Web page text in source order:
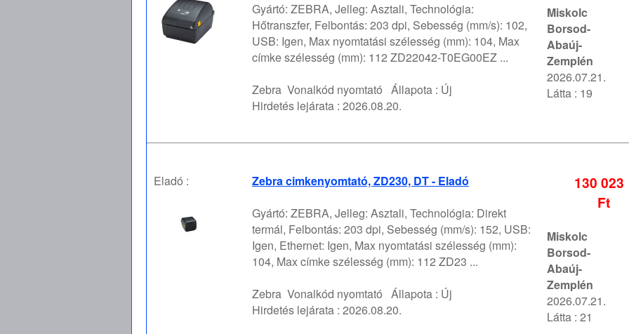
Gyártó: ZEBRA, Jelleg: Asztali, Technológia:
Hőtranszfer, Felbontás: 203 dpi, Sebesség (mm/s): 102,
USB: Igen, Max nyomtatási szélesség (mm): 104, Max
címke szélesség (mm): 112 ZD22042-T0EG00EZ ...
Zebra Vonalkód nyomtató Állapota : Új
Hirdetés lejárata : 2026.08.20.
Miskolc
Borsod-
Abaúj-
Zemplén
2026.07.21.
Látta : 19
Eladó :
Zebra cimkenyomtató, ZD230, DT - Eladó
Gyártó: ZEBRA, Jelleg: Asztali, Technológia: Direkt
termál, Felbontás: 203 dpi, Sebesség (mm/s): 152, USB:
Igen, Ethernet: Igen, Max nyomtatási szélesség (mm):
104, Max címke szélesség (mm): 112 ZD23 ...
Zebra Vonalkód nyomtató Állapota : Új
Hirdetés lejárata : 2026.08.20.
130 023
Ft
Miskolc
Borsod-
Abaúj-
Zemplén
2026.07.21.
Látta : 21